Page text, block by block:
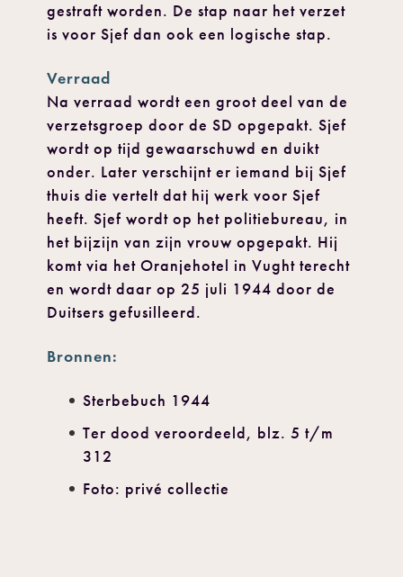
gestraft worden. De stap naar het verzet
is voor Sjef dan ook een logische stap.
Verraad
Na verraad wordt een groot deel van de
verzetsgroep door de SD opgepakt. Sjef
wordt op tijd gewaarschuwd en duikt
onder. Later verschijnt er iemand bij Sjef
thuis die vertelt dat hij werk voor Sjef
heeft. Sjef wordt op het politiebureau, in
het bijzijn van zijn vrouw opgepakt. Hij
komt via het Oranjehotel in Vught terecht
en wordt daar op 25 juli 1944 door de
Duitsers gefusilleerd.
Bronnen:
Sterbebuch 1944
Ter dood veroordeeld, blz. 5 t/m
312
Foto: privé collectie